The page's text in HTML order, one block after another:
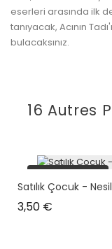
eserleri arasında ilk
tanıyacak, Acının
bulacaksınız.
16 Autres
plus en stock
Satılık Çocuk -
3,50 €